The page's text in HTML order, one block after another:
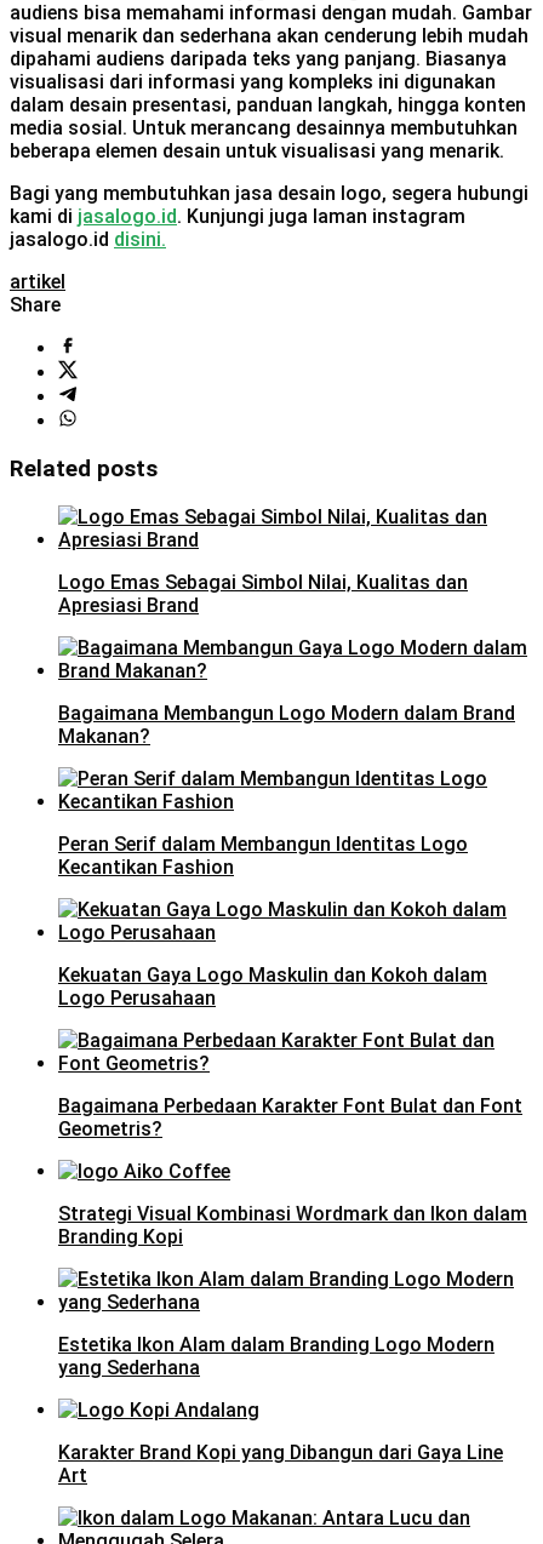
audiens bisa memahami informasi dengan mudah. Gambar
visual menarik dan sederhana akan cenderung lebih mudah
dipahami audiens daripada teks yang panjang. Biasanya
visualisasi dari informasi yang kompleks ini digunakan
dalam desain presentasi, panduan langkah, hingga konten
media sosial. Untuk merancang desainnya membutuhkan
beberapa elemen desain untuk visualisasi yang menarik.
Bagi yang membutuhkan jasa desain logo, segera hubungi
kami di jasalogo.id. Kunjungi juga laman instagram
jasalogo.id disini.
artikel
Share
Related posts
Logo Emas Sebagai Simbol Nilai, Kualitas dan
Apresiasi Brand
Bagaimana Membangun Logo Modern dalam Brand
Makanan?
Peran Serif dalam Membangun Identitas Logo
Kecantikan Fashion
Kekuatan Gaya Logo Maskulin dan Kokoh dalam
Logo Perusahaan
Bagaimana Perbedaan Karakter Font Bulat dan Font
Geometris?
Strategi Visual Kombinasi Wordmark dan Ikon dalam
Branding Kopi
Estetika Ikon Alam dalam Branding Logo Modern
yang Sederhana
Karakter Brand Kopi yang Dibangun dari Gaya Line
Art